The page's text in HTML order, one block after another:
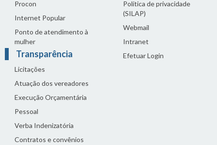
Procon
Internet Popular
Ponto de atendimento à
mulher
Transparência
Licitações
Atuação dos vereadores
Execução Orçamentária
Pessoal
Verba Indenizatória
Contratos e convênios
Política de privacidade
(SILAP)
Webmail
Intranet
Efetuar Login